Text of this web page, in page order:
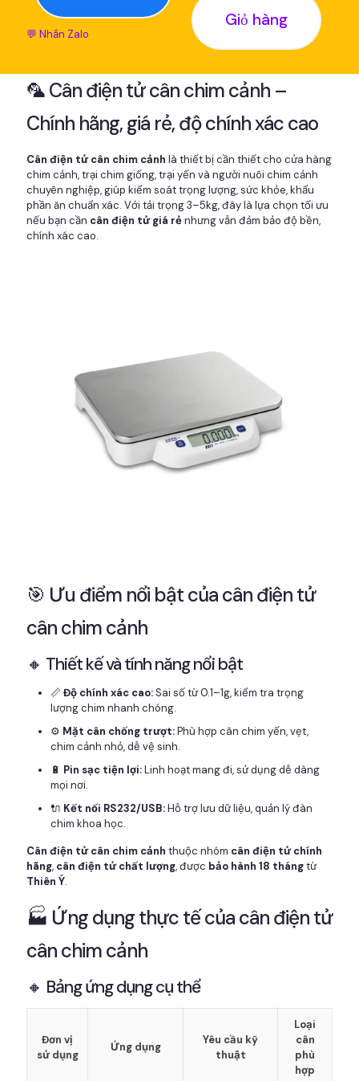
💬 Nhắn Zalo
Giỏ hàng
🦜 Cân điện tử cân chim cảnh –
Chính hãng, giá rẻ, độ chính xác cao
Cân điện tử cân chim cảnh là thiết bị cần thiết cho cửa hàng
chim cảnh, trại chim giống, trại yến và người nuôi chim cảnh
chuyên nghiệp, giúp kiểm soát trọng lượng, sức khỏe, khẩu
phần ăn chuẩn xác. Với tải trọng 3–5kg, đây là lựa chọn tối ưu
nếu bạn cần cân điện tử giá rẻnhưng vẫn đảm bảo độ bền,
chính xác cao.
🎯 Ưu điểm nổi bật của cân điện tử
cân chim cảnh
🔸 Thiết kế và tính năng nổi bật
📏Độ chính xác cao:Sai số từ 0.1–1g, kiểm tra trọng
lượng chim nhanh chóng.
⚙️ Mặt cân chống trượt:Phù hợp cân chim yến, vẹt,
chim cảnh nhỏ, dễ vệ sinh.
🔋 Pin sạc tiện lợi:Linh hoạt mang đi, sử dụng dễ dàng
mọi nơi.
🔌 Kết nối RS232/USB:Hỗ trợ lưu dữ liệu, quản lý đàn
chim khoa học.
Cân điện tử cân chim cảnh thuộc nhóm cân điện tử chính
hãng, cân điện tử chất lượng, được bảo hành 18 thángtừ
Thiên Ý.
🏭 Ứng dụng thực tế của cân điện tử
cân chim cảnh
🔸 Bảng ứng dụng cụ thể
Đơn vị
sử dụng
Ứng dụng
Yêu cầu kỹ
thuật
Loại
cân
phù
hợp